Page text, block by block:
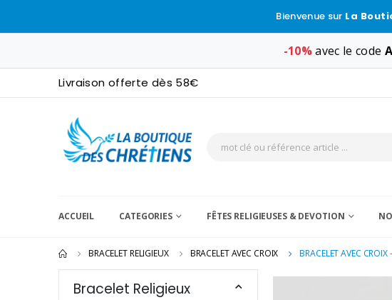
Bienvenue sur La
-10%avec le code
Livraison offerte dès 58€
ACCUEIL CATEGORIES FÊTES RELIGIEUSES & DEVOTION
BRACELET RELIGIEUX BRACELET AVEC CROIX BRACELET AVEC
Bracelet Religieux